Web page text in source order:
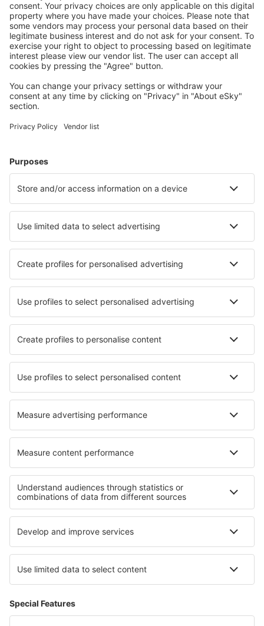
Meest gezochte accommodatie door eSky-
gebruikers
Accommodatie in de Verenigde Staten - Populaire steden
Verblijf in Sevierville Verblijf in Myrtle Beach
Verblijf in Tucson Verblijf in Treasure Island
Beste accommodatie - steden
Verblijf Colonia Chapadmalal Verblijf in A Guarda
Verblijf in Ticul Verblijf in Saint-Forgeux
Verblijf in Neustadt an der Waldnaab Verblijf in Lac Megantic
Beste accommodatie - regio's
Verblijf in Palo Alto Battlefield National Historic Park
Verblijf in Washington
Verblijf in Indiana Dunes National Lakeshore
Verblijf in Val Cenis Verblijf in Durres
Verblijf in Engeland Verblijf in Luxor
Verblijf in Nationaal Park Ojców